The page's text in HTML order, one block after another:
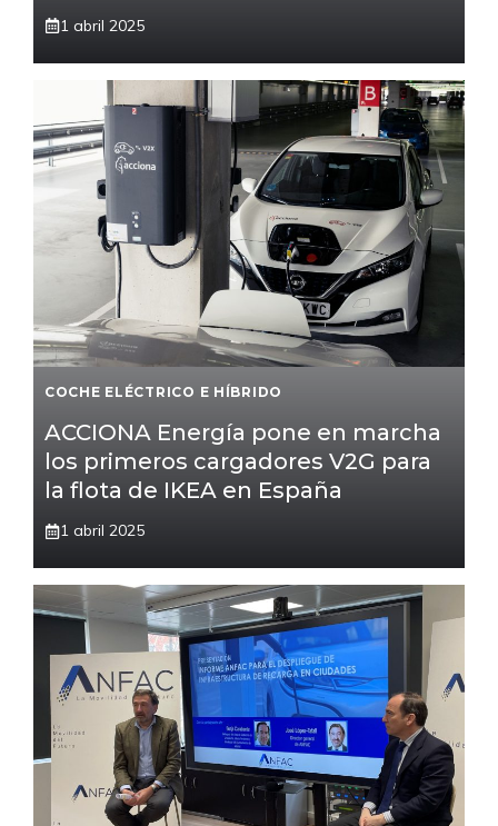
1 abril 2025
COCHE ELÉCTRICO E HÍBRIDO
ACCIONA Energía pone en marcha
los primeros cargadores V2G para
la flota de IKEA en España
1 abril 2025